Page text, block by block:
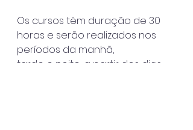
Os cursos têm duração de 30
horas e serão realizados nos
períodos da manhã,
tarde e noite, a partir dos dias